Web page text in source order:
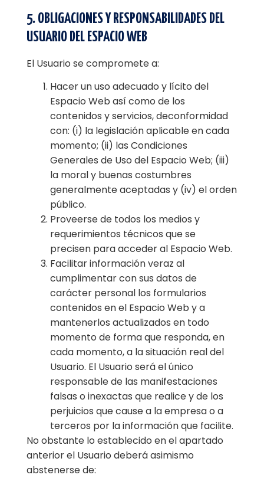
5. OBLIGACIONES Y RESPONSABILIDADES DEL
USUARIO DEL ESPACIO WEB
El Usuario se compromete a:
Hacer un uso adecuado y lícito del
Espacio Web así como de los
contenidos y servicios, deconformidad
con: (i) la legislación aplicable en cada
momento; (ii) las Condiciones
Generales de Uso del Espacio Web; (iii)
la moral y buenas costumbres
generalmente aceptadas y (iv) el orden
público.
Proveerse de todos los medios y
requerimientos técnicos que se
precisen para acceder al Espacio Web.
Facilitar información veraz al
cumplimentar con sus datos de
carácter personal los formularios
contenidos en el Espacio Web y a
mantenerlos actualizados en todo
momento de forma que responda, en
cada momento, a la situación real del
Usuario. El Usuario será el único
responsable de las manifestaciones
falsas o inexactas que realice y de los
perjuicios que cause a la empresa o a
terceros por la información que facilite.
No obstante lo establecido en el apartado
anterior el Usuario deberá asimismo
abstenerse de: